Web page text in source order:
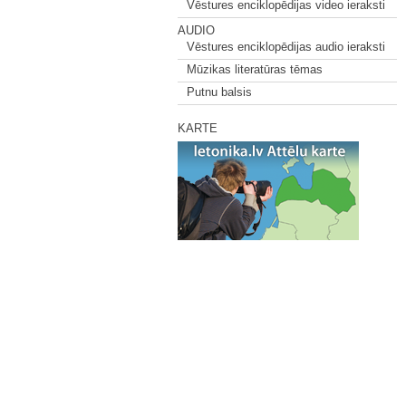
Vēstures enciklopēdijas video ieraksti
AUDIO
Vēstures enciklopēdijas audio ieraksti
Mūzikas literatūras tēmas
Putnu balsis
KARTE